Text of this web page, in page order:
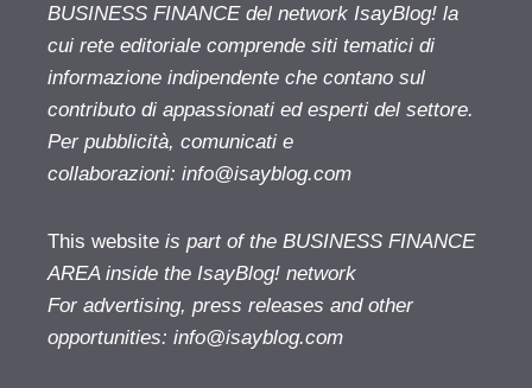
BUSINESS FINANCE del network IsayBlog! la
cui rete editoriale comprende siti tematici di
informazione indipendente che contano sul
contributo di appassionati ed esperti del settore.
Per pubblicità, comunicati e
collaborazioni: info@isayblog.com
This website is part of the BUSINESS FINANCE
AREA inside the IsayBlog! network
For advertising, press releases and other
opportunities: info@isayblog.com